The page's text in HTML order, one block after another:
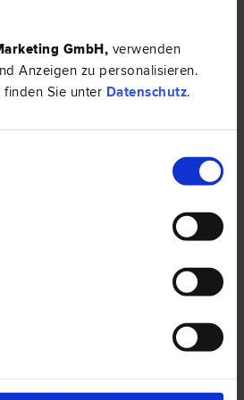
GmbH, verwenden
Anzeigen zu personalisieren.
Sie unter Datenschutz.
Tipps
Schüler und Studenten die Zeit, das